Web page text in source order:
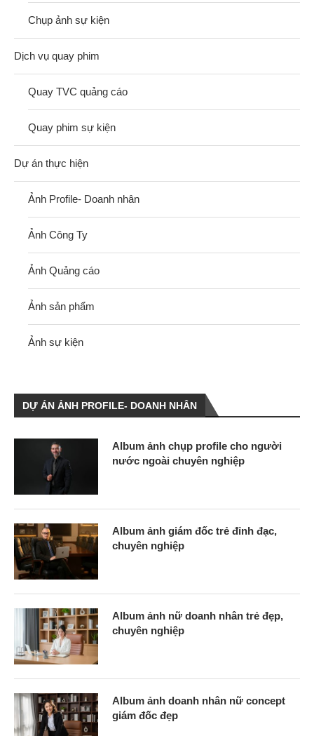
Chụp ảnh sự kiện
Dịch vụ quay phim
Quay TVC quảng cáo
Quay phim sự kiện
Dự án thực hiện
Ảnh Profile- Doanh nhân
Ảnh Công Ty
Ảnh Quảng cáo
Ảnh sản phẩm
Ảnh sự kiện
DỰ ÁN ẢNH PROFILE- DOANH NHÂN
Album ảnh chụp profile cho người
nước ngoài chuyên nghiệp
Album ảnh giám đốc trẻ đỉnh đạc,
chuyên nghiệp
Album ảnh nữ doanh nhân trẻ đẹp,
chuyên nghiệp
Album ảnh doanh nhân nữ concept
giám đốc đẹp